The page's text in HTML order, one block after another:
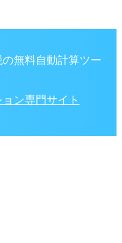
無料自動計算ツー
ン専門サイト